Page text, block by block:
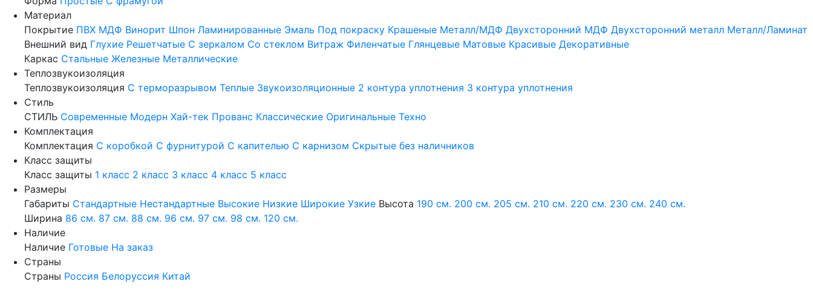
Материал
Покрытие ПВХ МДФ Винорит Шпон Ламинированные Эмаль Под покраску Крашеные Металл/МДФ Двухсторонний МДФ Двухсторонний металл Металл/Ламинат
Внешний вид Глухие Решетчатые С зеркалом Со стеклом Витраж Филенчатые Глянцевые Матовые Красивые Декоративные
Каркас Стальные Железные Металлические
Теплозвукоизоляция
Теплозвукоизоляция С терморазрывом Теплые Звукоизоляционные 2 контура уплотнения 3 контура уплотнения
Стиль
СТИЛЬ Современные Модерн Хай-тек Прованс Классические Оригинальные Техно
Комплектация
Комплектация С коробкой С фурнитурой С капителью С карнизом Скрытые без наличников
Класс защиты
Класс защиты 1 класс 2 класс 3 класс 4 класс 5 класс
Размеры
Габариты Стандартные Нестандартные Высокие Низкие Широкие Узкие Высота 190 см. 200 см. 205 см. 210 см. 220 см. 230 см. 240 см.
Ширина 86 см. 87 см. 88 см. 96 см. 97 см. 98 см. 120 см.
Наличие
Наличие Готовые На заказ
Страны
Страны Россия Белоруссия Китай